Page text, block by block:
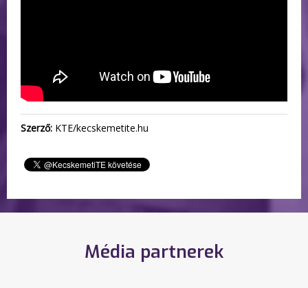
Szerző: KTE/kecskemetite.hu
Média partnerek